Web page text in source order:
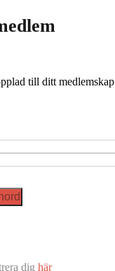
till ditt medlemskap
dig här